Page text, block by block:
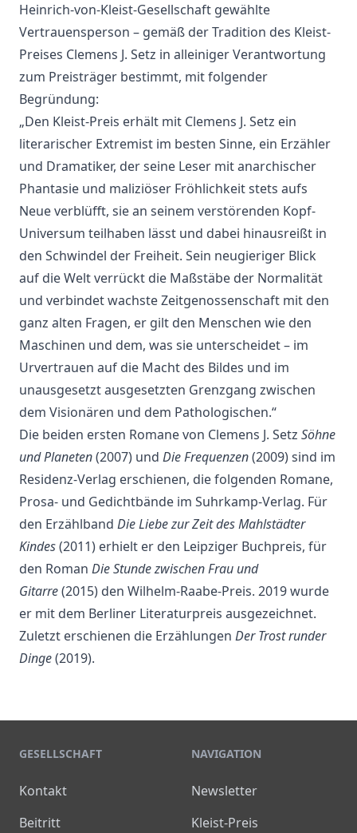
Heinrich-von-Kleist-Gesellschaft gewählte
Vertrauensperson – gemäß der Tradition des Kleist-
Preises Clemens J. Setz in alleiniger Verantwortung
zum Preisträger bestimmt, mit folgender
Begründung:
„Den Kleist-Preis erhält mit Clemens J. Setz ein
literarischer Extremist im besten Sinne, ein Erzähler
und Dramatiker, der seine Leser mit anarchischer
Phantasie und maliziöser Fröhlichkeit stets aufs
Neue verblüfft, sie an seinem verstörenden Kopf-
Universum teilhaben lässt und dabei hinausreißt in
den Schwindel der Freiheit. Sein neugieriger Blick
auf die Welt verrückt die Maßstäbe der Normalität
und verbindet wachste Zeitgenossenschaft mit den
ganz alten Fragen, er gilt den Menschen wie den
Maschinen und dem, was sie unterscheidet – im
Urvertrauen auf die Macht des Bildes und im
unausgesetzt ausgesetzten Grenzgang zwischen
dem Visionären und dem Pathologischen.“
Die beiden ersten Romane von Clemens J. Setz Söhne
und Planeten(2007) und Die Frequenzen(2009) sind im
Residenz-Verlag erschienen, die folgenden Romane,
Prosa- und Gedichtbände im Suhrkamp-Verlag. Für
den Erzählband Die Liebe zur Zeit des Mahlstädter
Kindes(2011) erhielt er den Leipziger Buchpreis, für
den Roman Die Stunde zwischen Frau und
Gitarre(2015) den Wilhelm-Raabe-Preis. 2019 wurde
er mit dem Berliner Literaturpreis ausgezeichnet.
Zuletzt erschienen die Erzählungen Der Trost runder
Dinge(2019).
GESELLSCHAFT
Kontakt
Beitritt
NAVIGATION
Newsletter
Kleist-Preis